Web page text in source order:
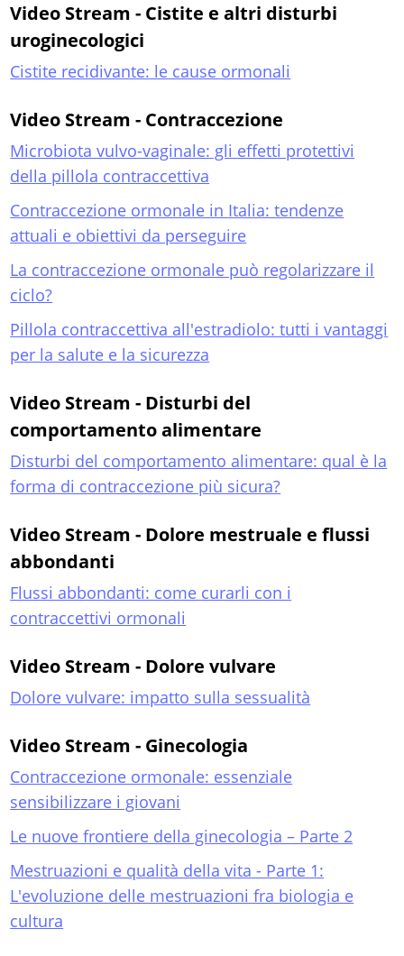
Video Stream - Cistite e altri disturbi
uroginecologici
Cistite recidivante: le cause ormonali
Video Stream - Contraccezione
Microbiota vulvo-vaginale: gli effetti protettivi
della pillola contraccettiva
Contraccezione ormonale in Italia: tendenze
attuali e obiettivi da perseguire
La contraccezione ormonale può regolarizzare il
ciclo?
Pillola contraccettiva all'estradiolo: tutti i vantaggi
per la salute e la sicurezza
Video Stream - Disturbi del
comportamento alimentare
Disturbi del comportamento alimentare: qual è la
forma di contraccezione più sicura?
Video Stream - Dolore mestruale e flussi
abbondanti
Flussi abbondanti: come curarli con i
contraccettivi ormonali
Video Stream - Dolore vulvare
Dolore vulvare: impatto sulla sessualità
Video Stream - Ginecologia
Contraccezione ormonale: essenziale
sensibilizzare i giovani
Le nuove frontiere della ginecologia – Parte 2
Mestruazioni e qualità della vita - Parte 1:
L'evoluzione delle mestruazioni fra biologia e
cultura